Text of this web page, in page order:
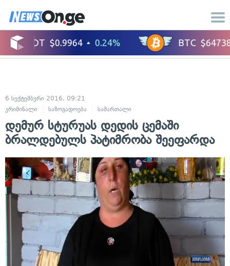
6 სექტემბერი 2016, 09:21
კრიმინალი
საზოგადოება სამართალი
დემურ სტურუას დედის ცემაში
ბრალდებულს პატიმრობა შეეფარდა